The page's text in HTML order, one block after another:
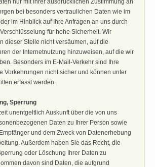
nur mit Ihrer ausdrücklichen Zustimmung an
bei besonders vertraulichen Daten wie im
im Hinblick auf Ihre Anfragen an uns durch
für hohe Sicherheit. Wir
dieser Stelle nicht versäumen, auf die
der Internetnutzung hinzuweisen, auf die wir
Besonders im E-Mail-Verkehr sind Ihre
Vorkehrungen nicht sicher und können unter
erfasst werden.
Sperrung
unentgeltlich Auskunft über die von uns
Daten zu Ihrer Person sowie
und dem Zweck von Datenerhebung
Außerdem haben Sie das Recht, die
oder Löschung Ihrer Daten zu
davon sind Daten, die aufgrund